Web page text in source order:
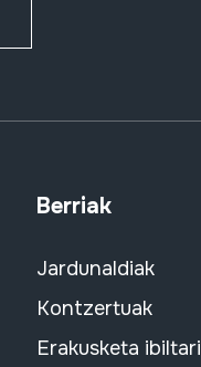
Berriak
Jardunaldiak
Kontzertuak
Erakusketa